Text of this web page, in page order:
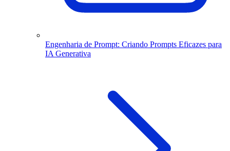
Engenharia de Prompt: Criando Prompts Eficazes para
IA Generativa